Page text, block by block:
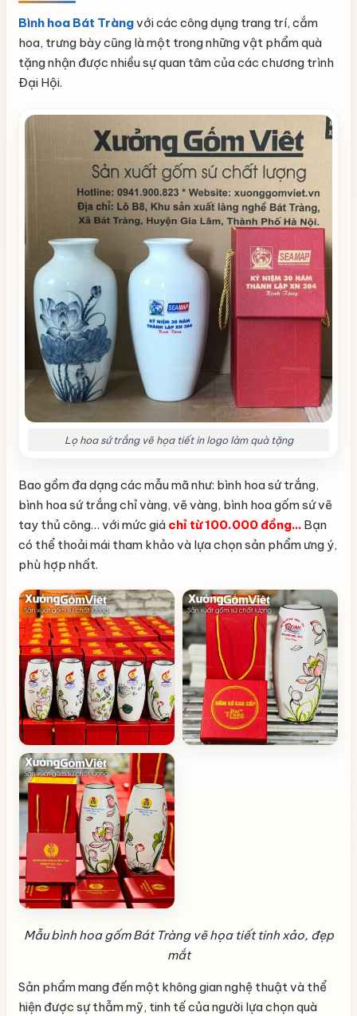
Bình hoa Bát Tràngvới các công dụng trang trí, cắm
hoa, trưng bày cũng là một trong những vật phẩm quà
tặng nhận được nhiều sự quan tâm của các chương trình
Đại Hội.
Lọ hoa sứ trắng vẽ họa tiết in logo làm quà tặng
Bao gồm đa dạng các mẫu mã như: bình hoa sứ trắng,
bình hoa sứ trắng chỉ vàng, vẽ vàng, bình hoa gốm sứ vẽ
tay thủ công… với mức giá chỉ từ 100.000 đồng… Bạn
có thể thoải mái tham khảo và lựa chọn sản phẩm ưng ý,
phù hợp nhất.
Mẫu bình hoa gốm Bát Tràng vẽ họa tiết tinh xảo, đẹp
mắt
Sản phẩm mang đến một không gian nghệ thuật và thể
hiện được sự thẫm mỹ, tinh tế của người lựa chọn quà